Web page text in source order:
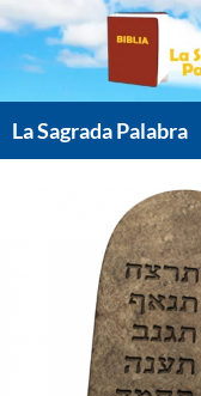
Saltar
contenido
La Sagrada Palabra